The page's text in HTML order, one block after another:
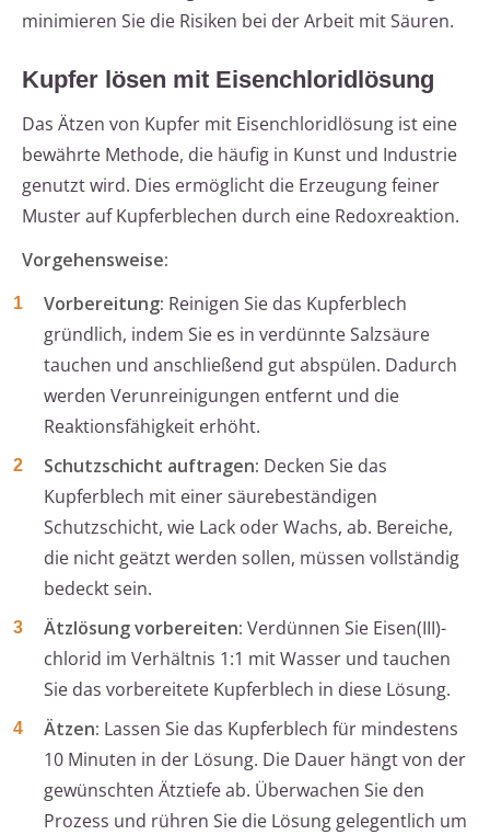
minimieren Sie die Risiken bei der Arbeit mit Säuren.
Kupfer lösen mit Eisenchloridlösung
Das Ätzen von Kupfer mit Eisenchloridlösung ist eine
bewährte Methode, die häufig in Kunst und Industrie
genutzt wird. Dies ermöglicht die Erzeugung feiner
Muster auf Kupferblechen durch eine Redoxreaktion.
Vorgehensweise:
Vorbereitung: Reinigen Sie das Kupferblech
gründlich, indem Sie es in verdünnte Salzsäure
tauchen und anschließend gut abspülen. Dadurch
werden Verunreinigungen entfernt und die
Reaktionsfähigkeit erhöht.
Schutzschicht auftragen: Decken Sie das
Kupferblech mit einer säurebeständigen
Schutzschicht, wie Lack oder Wachs, ab. Bereiche,
die nicht geätzt werden sollen, müssen vollständig
bedeckt sein.
Ätzlösung vorbereiten: Verdünnen Sie Eisen(III)-
chlorid im Verhältnis 1:1 mit Wasser und tauchen
Sie das vorbereitete Kupferblech in diese Lösung.
Ätzen: Lassen Sie das Kupferblech für mindestens
10 Minuten in der Lösung. Die Dauer hängt von der
gewünschten Ätztiefe ab. Überwachen Sie den
Prozess und rühren Sie die Lösung gelegentlich um